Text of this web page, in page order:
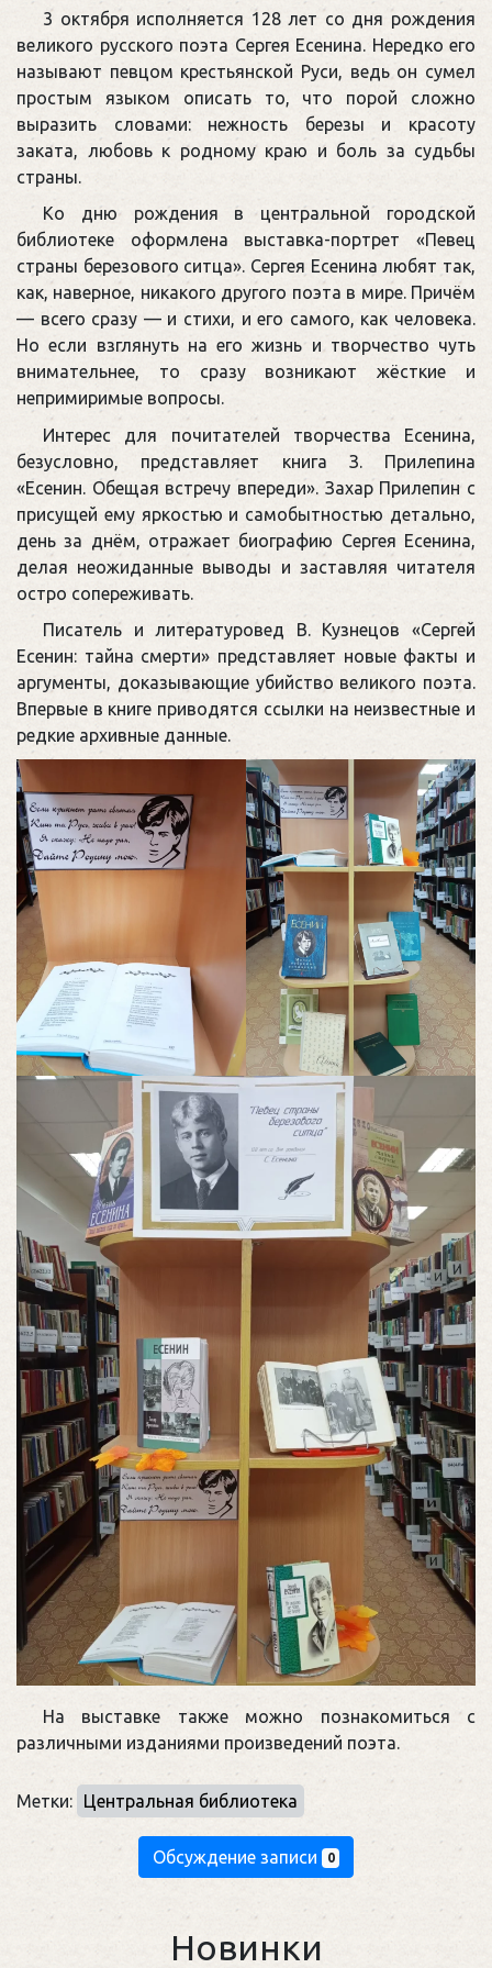
3 октября исполняется 128 лет со дня рождения
великого русского поэта Сергея Есенина. Нередко его
называют певцом крестьянской Руси, ведь он сумел
простым языком описать то, что порой сложно
выразить словами: нежность березы и красоту
заката, любовь к родному краю и боль за судьбы
страны.
Ко дню рождения в центральной городской
библиотеке оформлена выставка-портрет «Певец
страны березового ситца». Сергея Есенина любят так,
как, наверное, никакого другого поэта в мире. Причём
— всего сразу — и стихи, и его самого, как человека.
Но если взглянуть на его жизнь и творчество чуть
внимательнее, то сразу возникают жёсткие и
непримиримые вопросы.
Интерес для почитателей творчества Есенина,
безусловно, представляет книга З. Прилепина
«Есенин. Обещая встречу впереди». Захар Прилепин с
присущей ему яркостью и самобытностью детально,
день за днём, отражает биографию Сергея Есенина,
делая неожиданные выводы и заставляя читателя
остро сопереживать.
Писатель и литературовед В. Кузнецов «Сергей
Есенин: тайна смерти» представляет новые факты и
аргументы, доказывающие убийство великого поэта.
Впервые в книге приводятся ссылки на неизвестные и
редкие архивные данные.
На выставке также можно познакомиться с
различными изданиями произведений поэта.
Метки: Центральная библиотека
Обсуждение записи 0
Новинки